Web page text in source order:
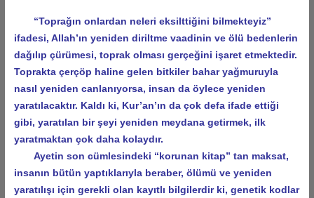
“Toprağın onlardan neleri eksilttiğini bilmekteyiz”
ifadesi, Allah’ın yeniden diriltme vaadinin ve ölü bedenlerin
dağılıp çürümesi, toprak olması gerçeğini işaret etmektedir.
Toprakta çerçöp haline gelen bitkiler bahar yağmuruyla
nasıl yeniden canlanıyorsa, insan da öylece yeniden
yaratılacaktır. Kaldı ki, Kur’an’ın da çok defa ifade ettiği
gibi, yaratılan bir şeyi yeniden meydana getirmek, ilk
yaratmaktan çok daha kolaydır.
Ayetin son cümlesindeki “korunan kitap” tan maksat,
insanın bütün yaptıklarıyla beraber, ölümü ve yeniden
yaratılışı için gerekli olan kayıtlı bilgilerdir ki, genetik kodlar